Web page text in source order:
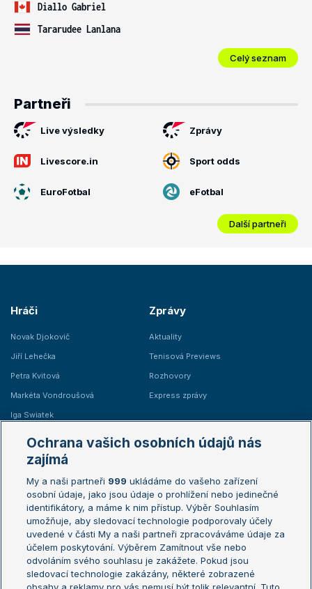
Diallo Gabriel
Tararudee Lanlana
Celý seznam
Partneři
Live výsledky Zprávy
Livescore.in Sport odds
EuroFotbal eFotbal
Další partneři
Hráči
Novak Djokovič
Jiří Lehečka
Petra Kvitová
Markéta Vondroušová
Iga Swiatek
Zprávy
Aktuality
Tenisová Previews
Rozhovory
Express zprávy
Žebříčky
Žebříček ATP (muži)
Žebříček WTA (ženy)
Sázkařský žebříček
Australian Open
French Open
Wimbledon
US Open
Turnaj mistrů
Turnaj mistryň
Ochrana vašich osobních údajů nás
zajímá
My a naši partneři 999 ukládáme do vašeho zařízení
osobní údaje, jako jsou údaje o prohlížení nebo jedinečné
identifikátory, a máme k nim přístup. Výběr Souhlasím
umožňuje, aby sledovací technologie podporovaly účely
uvedené v části My a naši partneři zpracováváme údaje za
účelem poskytování. Výběrem Zamítnout vše nebo
odvoláním svého souhlasu je zakážete. Pokud jsou
sledovací technologie zakázány, některé zobrazené